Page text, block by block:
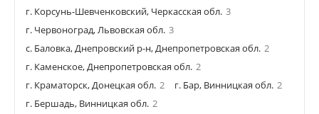
г. Корсунь-Шевченковский, Черкасская обл. 3
г. Червоноград, Львовская обл. 3
с. Баловка, Днепровский р-н, Днепропетровская обл. 2
г. Каменское, Днепропетровская обл. 2
г. Краматорск, Донецкая обл. 2 г. Бар, Винницкая обл. 2
г. Бершадь, Винницкая обл. 2